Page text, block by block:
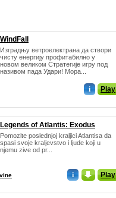
WindFall
Изградњу ветроелектрана да створи
чисту енергију профитабилно у
новом великом Стратегије игру под
називом пада Удари! Мора...
i Play
Legends of Atlantis: Exodus
Pomozite poslednjoj kraljici Atlantisa da
spasi svoje kraljevstvo i ljude koji u
njemu zive od pr...
i _ Play